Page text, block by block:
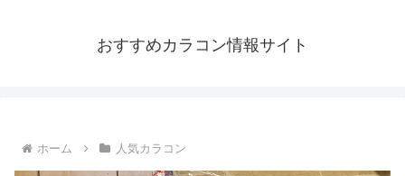
おすすめカラコン情報サイト
ホーム 人気カラコン